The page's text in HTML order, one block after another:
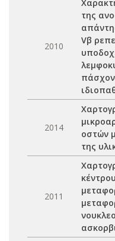
2010
της
Vβ
2014
οστών
της
2011